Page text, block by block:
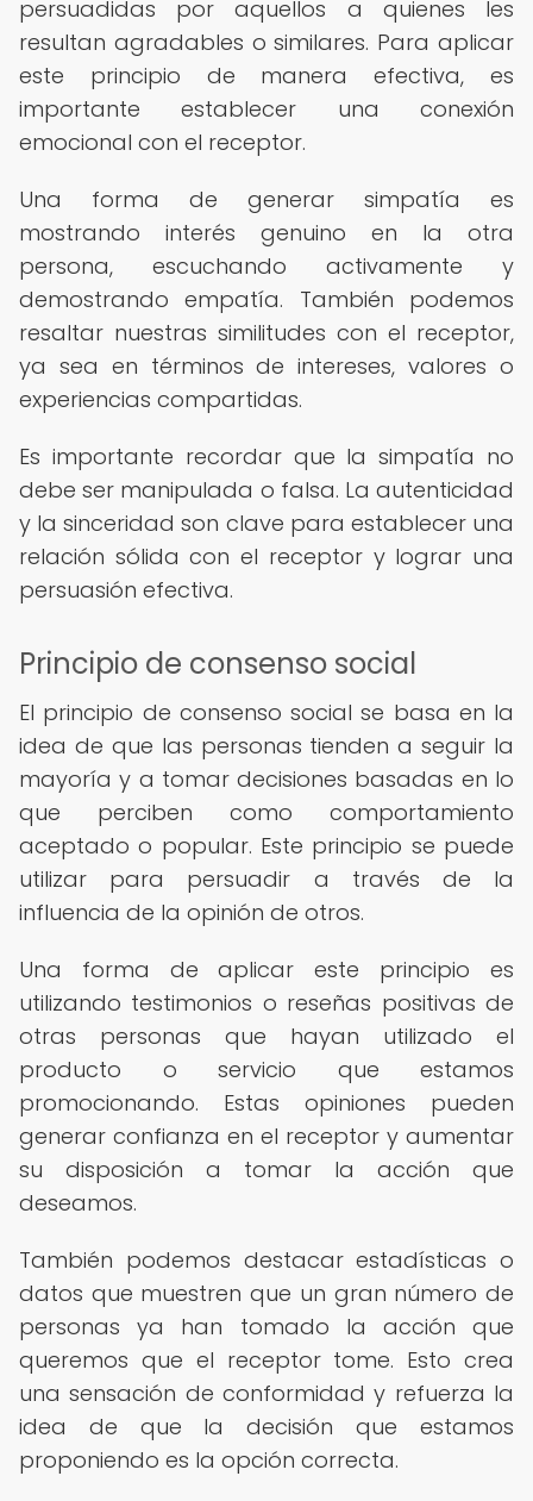
persuadidas por aquellos a quienes les
resultan agradables o similares. Para aplicar
este principio de manera efectiva, es
importante establecer una conexión
emocional con el receptor.
Una forma de generar simpatía es
mostrando interés genuino en la otra
persona, escuchando activamente y
demostrando empatía. También podemos
resaltar nuestras similitudes con el receptor,
ya sea en términos de intereses, valores o
experiencias compartidas.
Es importante recordar que la simpatía no
debe ser manipulada o falsa. La autenticidad
y la sinceridad son clave para establecer una
relación sólida con el receptor y lograr una
persuasión efectiva.
Principio de consenso social
El principio de consenso social se basa en la
idea de que las personas tienden a seguir la
mayoría y a tomar decisiones basadas en lo
que perciben como comportamiento
aceptado o popular. Este principio se puede
utilizar para persuadir a través de la
influencia de la opinión de otros.
Una forma de aplicar este principio es
utilizando testimonios o reseñas positivas de
otras personas que hayan utilizado el
producto o servicio que estamos
promocionando. Estas opiniones pueden
generar confianza en el receptor y aumentar
su disposición a tomar la acción que
deseamos.
También podemos destacar estadísticas o
datos que muestren que un gran número de
personas ya han tomado la acción que
queremos que el receptor tome. Esto crea
una sensación de conformidad y refuerza la
idea de que la decisión que estamos
proponiendo es la opción correcta.